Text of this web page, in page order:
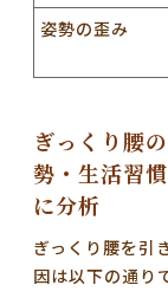
姿勢の歪み
ぎっくり腰
勢・生活習
に分析
ぎっくり腰を引
因は以下の通り